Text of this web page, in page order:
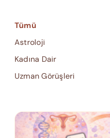
Tümü
Astroloji
Kadına Dair
Uzman Görüşleri